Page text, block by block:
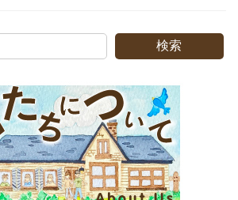
検索